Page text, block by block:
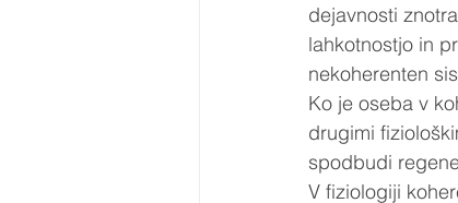
dejavnosti
lahkotnostjo in
nekoherenten
Ko je oseba v
drugimi
spodbudi
V fiziologiji